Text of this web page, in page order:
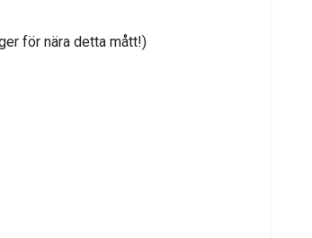
för nära detta mått!)